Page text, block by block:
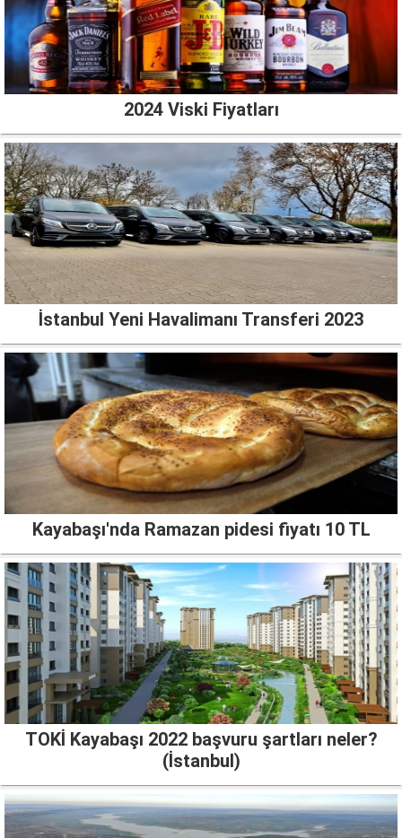
2024 Viski Fiyatları
İstanbul Yeni Havalimanı Transferi 2023
Kayabaşı'nda Ramazan pidesi fiyatı 10 TL
TOKİ Kayabaşı 2022 başvuru şartları neler?
(İstanbul)